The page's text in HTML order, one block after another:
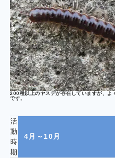
200種以上のヤスデが存在していますが、よ
です。
活
動
時
期
4月～10月